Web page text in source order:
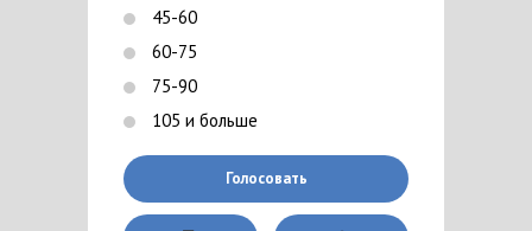
45-60
60-75
75-90
105 и больше
Голосовать